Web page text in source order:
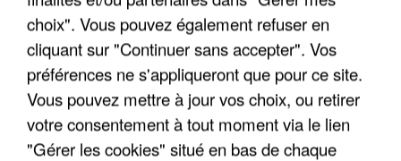
choix". Vous pouvez également refuser en
cliquant sur "Continuer sans accepter". Vos
préférences ne s'appliqueront que pour ce site.
Vous pouvez mettre à jour vos choix, ou retirer
votre consentement à tout moment via le lien
"Gérer les cookies" situé en bas de chaque